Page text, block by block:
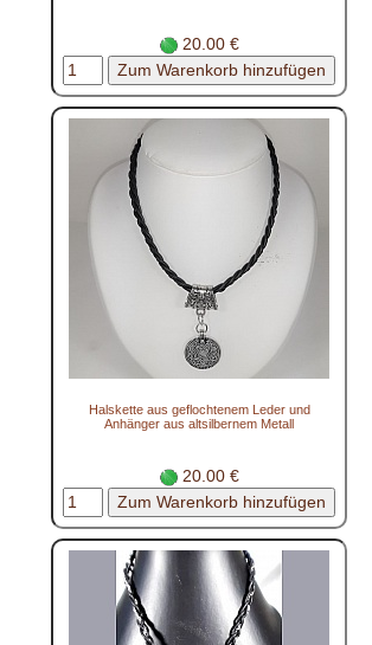
20.00 €
Halskette aus geflochtenem Leder und
Anhänger aus altsilbernem Metall
20.00 €